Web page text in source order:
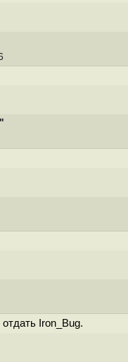
Iron_Bug.